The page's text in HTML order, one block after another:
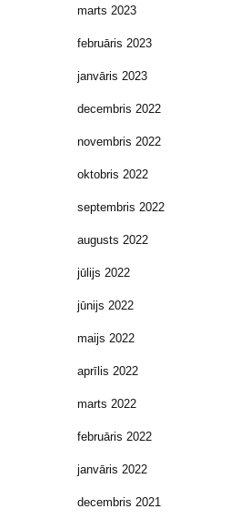
marts 2023
februāris 2023
janvāris 2023
decembris 2022
novembris 2022
oktobris 2022
septembris 2022
augusts 2022
jūlijs 2022
jūnijs 2022
maijs 2022
aprīlis 2022
marts 2022
februāris 2022
janvāris 2022
decembris 2021